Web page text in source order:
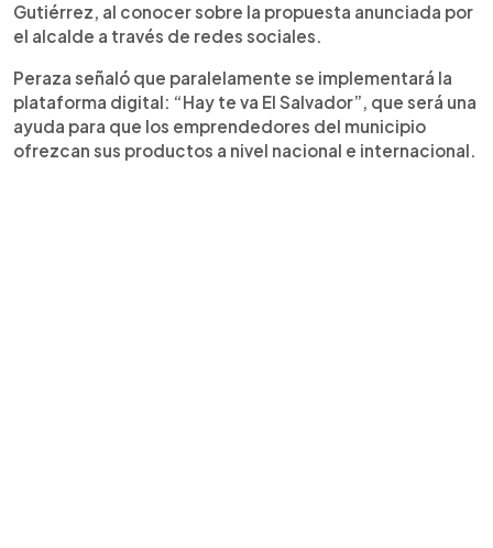
Gutiérrez, al conocer sobre la propuesta anunciada por
el alcalde a través de redes sociales.
Peraza señaló que paralelamente se implementará la
plataforma digital: “Hay te va El Salvador”, que será una
ayuda para que los emprendedores del municipio
ofrezcan sus productos a nivel nacional e internacional.